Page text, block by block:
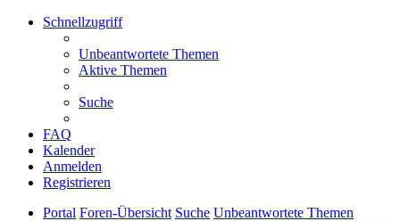
Schnellzugriff
Unbeantwortete Themen
Aktive Themen
Suche
FAQ
Kalender
Anmelden
Registrieren
Portal Foren-Übersicht Suche Unbeantwortete Themen